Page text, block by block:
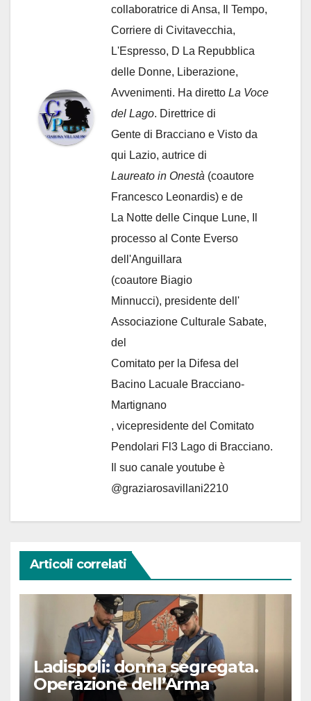
collaboratrice di Ansa, Il Tempo,
Corriere di Civitavecchia,
L'Espresso, D La Repubblica
delle Donne, Liberazione,
Avvenimenti. Ha diretto La Voce
del Lago. Direttrice di
Gente di Bracciano e Visto da
qui Lazio, autrice di
Laureato in Onestà (coautore
Francesco Leonardis) e de
La Notte delle Cinque Lune, Il
processo al Conte Everso
dell'Anguillara
(coautore Biagio
Minnucci), presidente dell'
Associazione Culturale Sabate,
del
Comitato per la Difesa del
Bacino Lacuale Bracciano-
Martignano
, vicepresidente del Comitato
Pendolari Fl3 Lago di Bracciano.
Il suo canale youtube è
@graziarosavillani2210
Articoli correlati
Ladispoli: donna segregata.
Operazione dell’Arma